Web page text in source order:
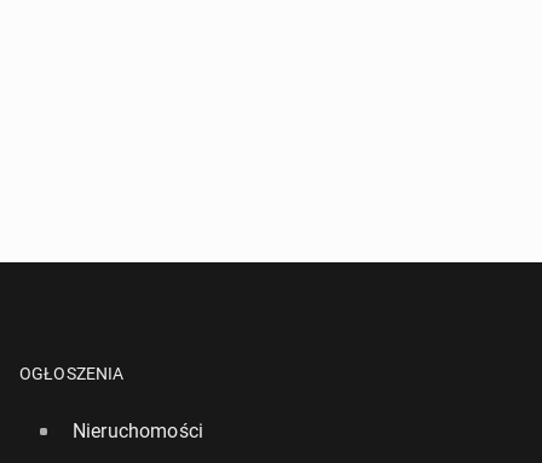
OGŁOSZENIA
Nieruchomości